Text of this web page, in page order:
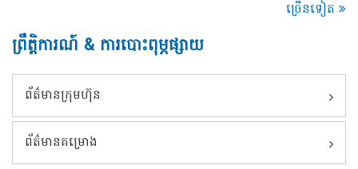
ច្រើនទៀត
ព្រឹត្តិការណ៍ & ការបោះពុម្ភផ្សាយ
ព័ត៌មានក្រុមហ៊ុន
ព័ត៌មានគម្រោង